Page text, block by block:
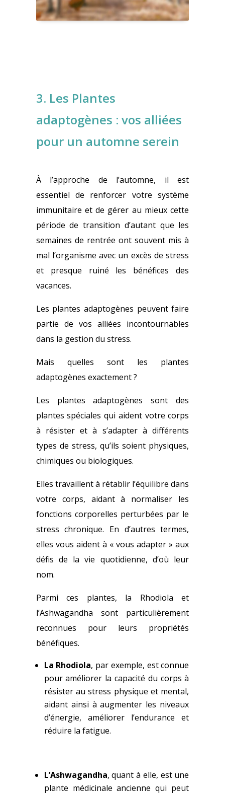
3. Les Plantes
adaptogènes : vos alliées
pour un automne serein
À l’approche de l’automne, il est
essentiel de renforcer votre système
immunitaire et de gérer au mieux cette
période de transition d’autant que les
semaines de rentrée ont souvent mis à
mal l’organisme avec un excès de stress
et presque ruiné les bénéfices des
vacances.
Les plantes adaptogènes peuvent faire
partie de vos alliées incontournables
dans la gestion du stress.
Mais quelles sont les plantes
adaptogènes exactement ?
Les plantes adaptogènes sont des
plantes spéciales qui aident votre corps
à résister et à s’adapter à différents
types de stress, qu’ils soient physiques,
chimiques ou biologiques.
Elles travaillent à rétablir l’équilibre dans
votre corps, aidant à normaliser les
fonctions corporelles perturbées par le
stress chronique. En d’autres termes,
elles vous aident à « vous adapter » aux
défis de la vie quotidienne, d’où leur
nom.
Parmi ces plantes, la Rhodiola et
l’Ashwagandha sont particulièrement
reconnues pour leurs propriétés
bénéfiques.
La Rhodiola, par exemple, est connue
pour améliorer la capacité du corps à
résister au stress physique et mental,
aidant ainsi à augmenter les niveaux
d’énergie, améliorer l’endurance et
réduire la fatigue.
L’Ashwagandha, quant à elle, est une
plante médicinale ancienne qui peut